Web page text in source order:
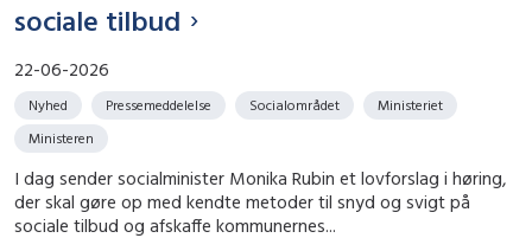
sociale tilbud
22-06-2026
Nyhed Pressemeddelelse Socialområdet
Ministeriet
Ministeren
I dag sender socialminister Monika Rubin et lovforslag i høring,
der skal gøre op med kendte metoder til snyd og svigt på
sociale tilbud og afskaffe kommunernes...